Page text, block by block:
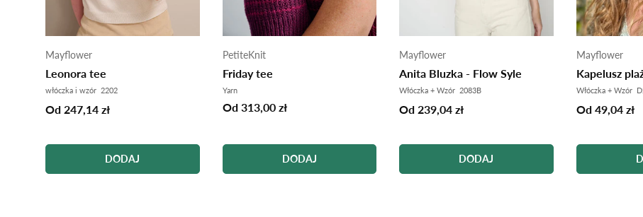
Mayflower
Leonora tee
włóczka i wzór 2202
Od 247,14 zł
DODAJ
PetiteKnit
Friday tee
Yarn
Od 313,00 zł
DODAJ
Mayflower
Anita Bluzka - Flow Syle
Włóczka + Wzór 2083B
Od 239,04 zł
DODAJ
Mayflower
Kapelusz
Włóczka + Wzór
Od 49,04 zł